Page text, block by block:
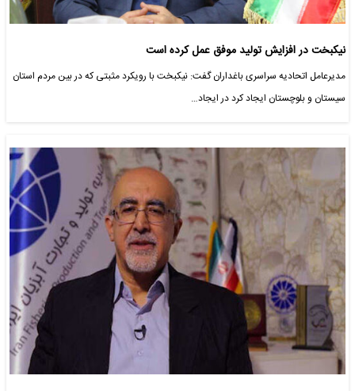
نیکبخت در افزایش تولید موفق عمل کرده است
مدیرعامل اتحادیه سراسری باغداران گفت: نیکبخت با رویکرد مثبتی که در بین مردم استان
سیستان و بلوچستان ایجاد کرد در ایجاد…